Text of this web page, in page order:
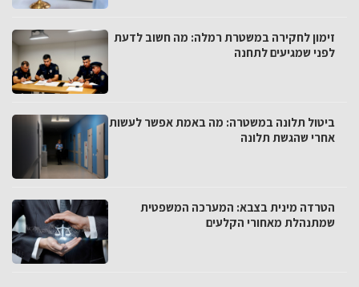
זימון לחקירה במשטרת רמלה: מה חשוב לדעת
לפני שמגיעים לתחנה
ביטול תלונה במשטרה: מה באמת אפשר לעשות
אחרי שהגשת תלונה
הטרדה מינית בצבא: המערכה המשפטית
שמתנהלת מאחורי הקלעים